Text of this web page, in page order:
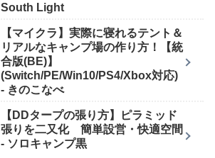
South Light
【マイクラ】実際に寝れるテント＆
リアルなキャンプ場の作り方！【統
合版(BE)】
(Switch/PE/Win10/PS4/Xbox対応)
- きのこなべ
【DDタープの張り方】ピラミッド
張りを二又化 簡単設営・快適空間
- ソロキャンプ黒